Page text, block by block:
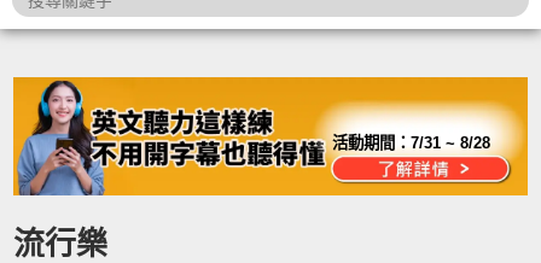
活動期間：7/31 ~ 8/28
流行樂